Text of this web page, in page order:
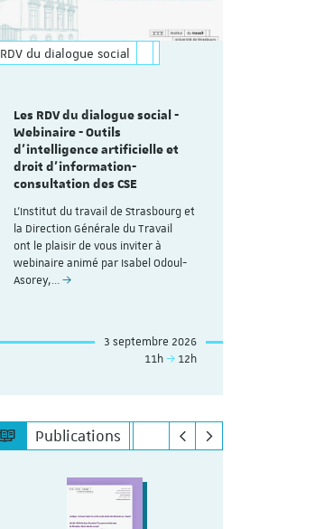
RDV du dialogue social
Les RDV du dialogue social -
Webinaire - Outils
d’intelligence artificielle et
droit d’information-
consultation des CSE
L'Institut du travail de Strasbourg et
la Direction Générale du Travail
ont le plaisir de vous inviter à
webinaire animé par Isabel Odoul-
Asorey,…
3 septembre 2026
11h
12h
Publications